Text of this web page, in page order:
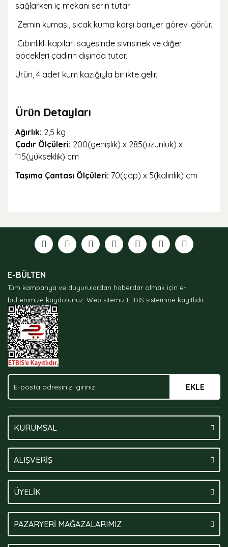
sağlarken iç mekanı serin tutar.
Zemin kumaşı, sıcak kuma karşı bariyer görevi görür.
Cibinlikli kapıları sayesinde sivrisinek ve diğer
böcekleri çadırın dışında tutar.
Ürün, 4 adet kum kazığıyla birlikte gelir.
Ürün Detayları
Ağırlık: 2,5 kg
Çadır Ölçüleri: 200(genişlik) x 285(uzunluk) x
115(yükseklik) cm
Taşıma Çantası Ölçüleri: 70(çap) x 5(kalınlık) cm
formunu kullanarak tarafımıza iletebilirsiniz.
Görüş ve önerileriniz için teşekkür ederiz.
Ürün açıklamasında eksik bilgiler bulunuyor.
Ürün bilgilerinde hatalar bulunuyor.
Ürün fiyatı diğer sitelerden daha pahalı.
Bu ürüne benzer farklı alternatifler olmalı.
E-BÜLTEN
Tüm kampanya ve duyurulardan haberdar olmak için e-
bültenimize kaydolunuz. Web sitemiz ETBİS sistemine kayıtlıdır.
EKLE
KURUMSAL
ALIŞVERİŞ
ÜYELİK
PAZARYERİ MAĞAZALARIMIZ